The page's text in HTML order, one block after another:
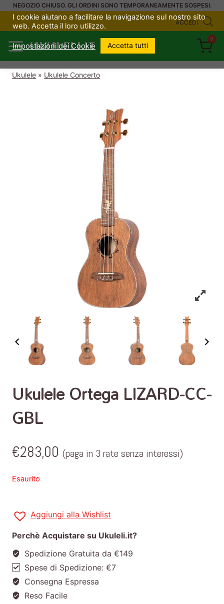
SaltaNEGOZIO CHIUSO. GLI ORDINI SONO TEMPORANEAMENTE SOSPESI.
ACCEDI
UKULELI.IT
0
Ukulele » Ukulele Concerto
Ukulele Ortega LIZARD-CC-
GBL
€283,00 (paga in 3 rate senza interessi)
Esaurito
Aggiungi alla Wishlist
Perchè Acquistare su Ukuleli.it?
Spedizione Gratuita da €149
Spese di Spedizione: €7
Consegna Espressa
Reso Facile
I cookie aiutano a facilitare la navigazione sul nostro sito
web. Accetta il loro utilizzo.
Impostazioni dei Cookie Accetta tutti